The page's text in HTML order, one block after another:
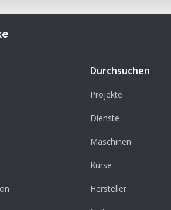
Durchsuchen
Projekte
Dienste
Maschinen
Kurse
Hersteller